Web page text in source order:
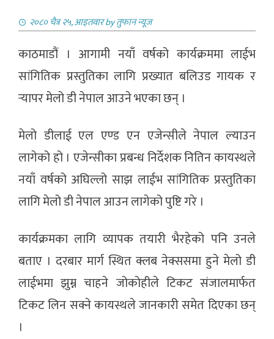
२०८० चैत्र २५, आइतवारbyतुफान न्यूज
काठमाडौं । आगामी नयाँ वर्षको कार्यक्रममा लाईभ
सांगितिक प्रस्तुतिका लागि प्रख्यात बलिउड गायक र
र्यापर मेलो डी नेपाल आउने भएका छन् ।
मेलो डीलाई एल एण्ड एन एजेन्सीले नेपाल ल्याउन
लागेको हो । एजेन्सीका प्रबन्ध निर्देशक नितिन कायस्थले
नयाँ वर्षको अघिल्लो साझ लाईभ सांगितिक प्रस्तुतिका
लागि मेलो डी नेपाल आउन लागेको पुष्टि गरे ।
कार्यक्रमका लागि व्यापक तयारी भैरहेको पनि उनले
बताए । दरबार मार्ग स्थित क्लब नेक्ससमा हुने मेलो डी
लाईभमा झुम्न चाहने जोकोहीले टिकट संजालमार्फत
टिकट लिन सक्ने कायस्थले जानकारी समेत दिएका छन्
।